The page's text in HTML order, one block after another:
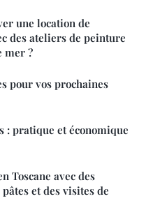
une location de
des ateliers de peinture
mer ?
pour vos prochaines
: pratique et économique
Toscane avec des
et des visites de